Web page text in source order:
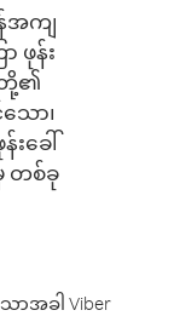
အကျ
ဖုန်း
တို့၏
ော၊
ခေါ်
တစ်ခု
ခါ Viber